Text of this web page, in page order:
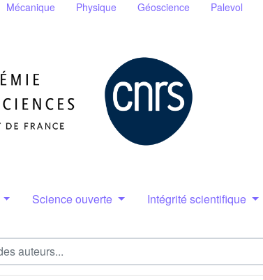
Mécanique Physique Géoscience Palevol
Science ouverte Intégrité scientifique